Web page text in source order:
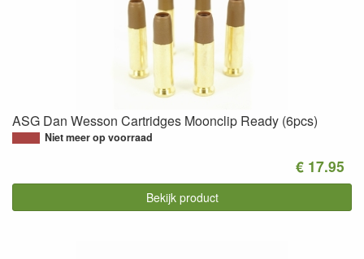
ASG Dan Wesson Cartridges Moonclip Ready (6pcs)
Niet meer op voorraad
€ 17.95
Bekijk product